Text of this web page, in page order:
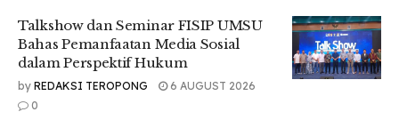
yang bersih.
“Pembangunan yang tampak berhasil di permukaan tidak
akan punya makna jika tata kelola dan integritas pejabat
publiknya rapuh. Masyarakat butuh bukti nyata bahwa
Talkshow dan Seminar FISIP UMSU
Bahas Pemanfaatan Media Sosial
dalam Perspektif Hukum
by REDAKSI TEROPONG
6 AUGUST 2026
0